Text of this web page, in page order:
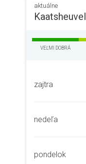
aktuálne
Kaatsheuvel
VEĽMI DOBRÁ
zajtra
nedeľa
pondelok